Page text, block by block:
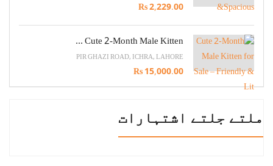
Rs 2,229.00
Cute 2-Month Male Kitten ...
PIR GHAZI ROAD, ICHRA, LAHORE
Rs 15,000.00
ملتے جلتے اشتہارات